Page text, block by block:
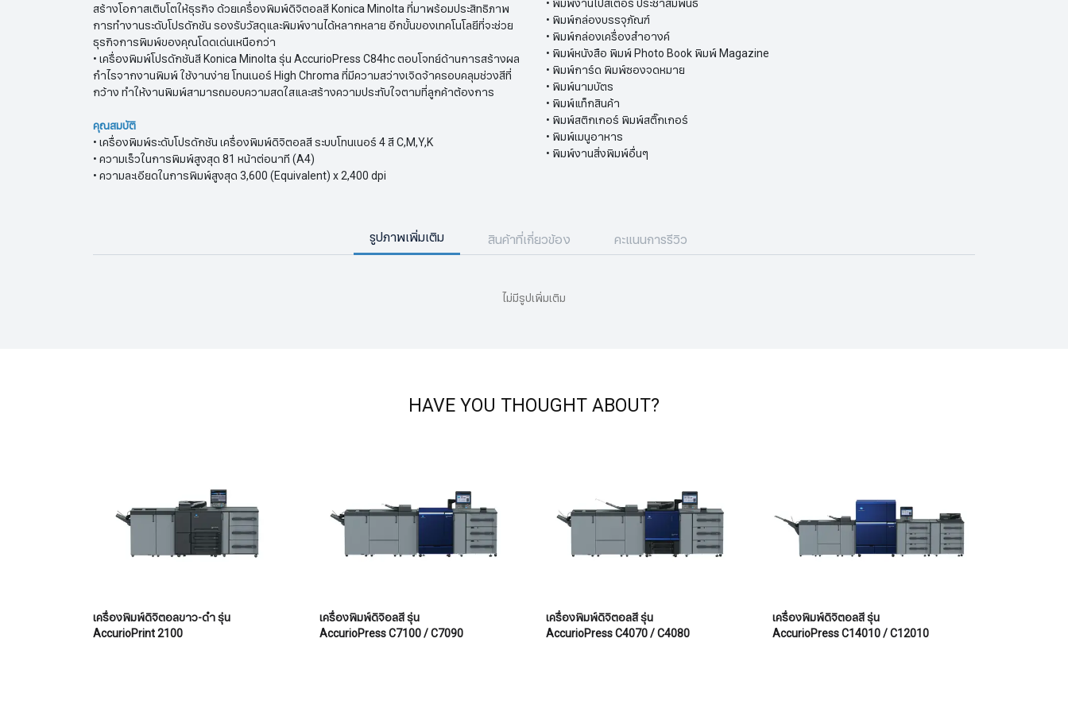
สร้างโอกาสเติบโตให้ธุรกิจ ด้วยเครื่องพิมพ์ดิจิตอลสี Konica Minolta ที่มาพร้อมประสิทธิภาพ
การทำงานระดับโปรดักชัน รองรับวัสดุและพิมพ์งานได้หลากหลาย อีกขั้นของเทคโนโลยีที่จะช่วย
ธุรกิจการพิมพ์ของคุณโดดเด่นเหนือกว่า
• เครื่องพิมพ์โปรดักชันสี Konica Minolta รุ่น AccurioPress C84hc ตอบโจทย์ด้านการสร้างผล
กำไรจากงานพิมพ์ ใช้งานง่าย โทนเนอร์ High Chroma ที่มีความสว่างเจิดจ้าครอบคลุมช่วงสีที่
กว้าง ทำให้งานพิมพ์สามารถมอบความสดใสและสร้างความประทับใจตามที่ลูกค้าต้องการ
คุณสมบัติ
• เครื่องพิมพ์ระดับโปรดักชัน เครื่องพิมพ์ดิจิตอลสี ระบบโทนเนอร์ 4 สี C,M,Y,K
• ความเร็วในการพิมพ์สูงสุด 81 หน้าต่อนาที (A4)
• ความละเอียดในการพิมพ์สูงสุด 3,600 (Equivalent) x 2,400 dpi
• พิมพ์งานโปสเตอร์ ประชาสัมพันธ์
• พิมพ์กล่องบรรจุภัณฑ์
• พิมพ์กล่องเครื่องสำอางค์
• พิมพ์หนังสือ พิมพ์ Photo Book พิมพ์ Magazine
• พิมพ์การ์ด พิมพ์ซองจดหมาย
• พิมพ์นามบัตร
• พิมพ์แท็กสินค้า
• พิมพ์สติกเกอร์ พิมพ์สติ๊กเกอร์
• พิมพ์เมนูอาหาร
• พิมพ์งานสิ่งพิมพ์อื่นๆ
รูปภาพเพิ่มเติม สินค้าที่เกี่ยวข้อง คะแนนการรีวิว
ไม่มีรูปเพิ่มเติม
HAVE YOU THOUGHT ABOUT?
เครื่องพิมพ์ดิจิตอลขาว-ดำ รุ่น
AccurioPrint 2100
เครื่องพิมพ์ดิจิอลสี รุ่น
AccurioPress C7100 / C7090
เครื่องพิมพ์ดิจิตอลสี รุ่น
AccurioPress C4070 / C4080
เครื่องพิมพ์ดิจิตอลสี รุ่น
AccurioPress C14010 / C12010